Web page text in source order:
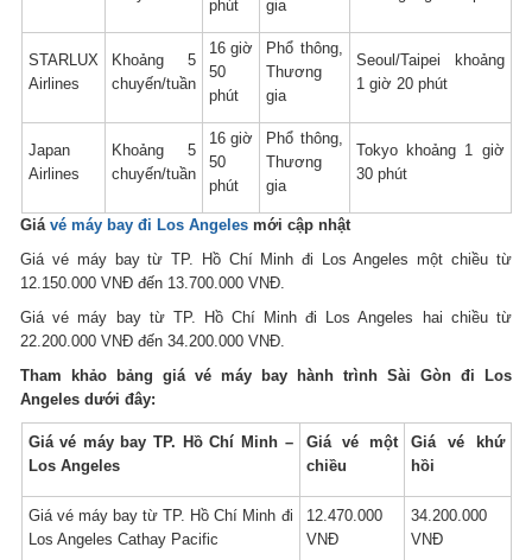
phút gia
STARLUX
Airlines
Khoảng 5
chuyến/tuần
16 giờ
50
phút
Phổ thông,
Thương
gia
Seoul/Taipei khoảng
1 giờ 20 phút
Japan
Airlines
Khoảng 5
chuyến/tuần
16 giờ
50
phút
Phổ thông,
Thương
gia
Tokyo khoảng 1 giờ
30 phút
Giávé máy bay đi Los Angeles mới cập nhật
Giá vé máy bay từ TP. Hồ Chí Minh đi Los Angeles một chiều từ
12.150.000 VNĐ đến 13.700.000 VNĐ.
Giá vé máy bay từ TP. Hồ Chí Minh đi Los Angeles hai chiều từ
22.200.000 VNĐ đến 34.200.000 VNĐ.
Tham khảo bảng giá vé máy bay hành trình Sài Gòn đi Los
Angeles dưới đây:
Giá vé máy bay TP. Hồ Chí Minh –
Los Angeles
Giá vé một
chiều
Giá vé khứ
hồi
Giá vé máy bay từ TP. Hồ Chí Minh đi
Los Angeles Cathay Pacific
12.470.000
VNĐ
34.200.000
VNĐ